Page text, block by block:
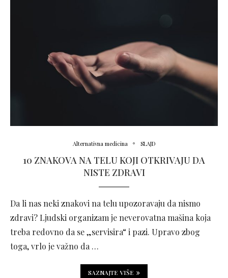
Alternativna medicina SLAJD
10 ZNAKOVA NA TELU KOJI OTKRIVAJU DA
NISTE ZDRAVI
Da li nas neki znakovi na telu upozoravaju da nismo
zdravi? Ljudski organizam je neverovatna mašina koja
treba redovno da se „servisira“ i pazi. Upravo zbog
toga, vrlo je važno da …
SAZNAJTE VIŠE